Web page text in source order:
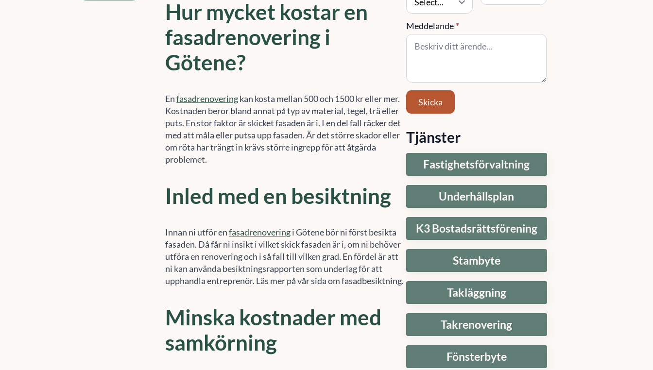
Hur mycket kostar en
fasadrenovering i
Götene?
Enfasadrenoveringkan kosta mellan 500 och 1500 kr eller mer.
Kostnaden beror bland annat på typ av material, tegel, trä eller
puts. En stor faktor är skicket fasaden är i. I en del fall räcker det
med att måla eller putsa upp fasaden. Är det större skador eller
om röta har trängt in krävs större ingrepp för att åtgärda
problemet.
Inled med en besiktning
Innan ni utför enfasadrenoveringi Götene bör ni först besikta
fasaden. Då får ni insikt i vilket skick fasaden är i, om ni behöver
utföra en renovering och i så fall till vilken grad. En fördel är att
ni kan använda besiktningsrapporten som underlag för att
upphandla entreprenör. Läs mer på vår sida om fasadbesiktning.
Minska kostnader med
samkörning
Meddelande *
Skicka
Tjänster
Fastighetsförvaltning
Underhållsplan
K3 Bostadsrättsförening
Stambyte
Takläggning
Takrenovering
Fönsterbyte